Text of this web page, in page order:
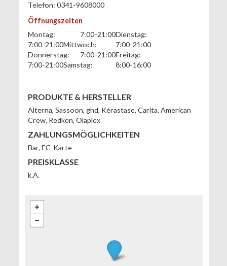
Telefon: 0341-9608000
Öffnungszeiten
Montag:
7:00-21:00Dienstag:
7:00-21:00Mittwoch:
7:00-21:00
Donnerstag:
7:00-21:00Freitag:
7:00-21:00Samstag: 8:00-16:00
PRODUKTE & HERSTELLER
Alterna, Sassoon, ghd, Kérastase, Carita, American
Crew, Redken, Olaplex
ZAHLUNGSMÖGLICHKEITEN
Bar, EC-Karte
PREISKLASSE
k.A.